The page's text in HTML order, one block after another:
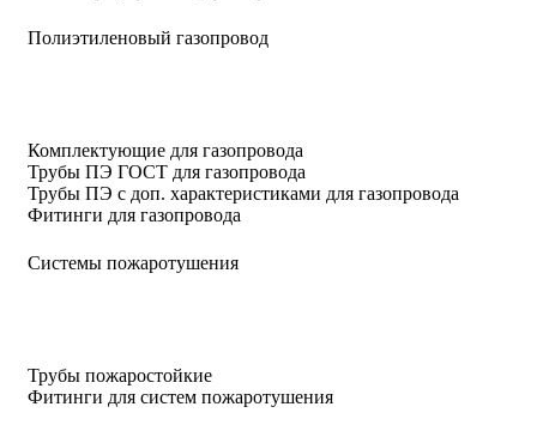
Полиэтиленовый газопровод
Комплектующие для газопровода
Трубы ПЭ ГОСТ для газопровода
Трубы ПЭ с доп. характеристиками для газопровода
Фитинги для газопровода
Системы пожаротушения
Трубы пожаростойкие
Фитинги для систем пожаротушения